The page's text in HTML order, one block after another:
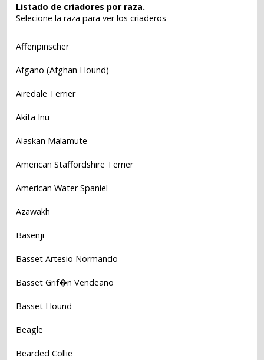
Listado de criadores por raza.
Selecione la raza para ver los criaderos
Affenpinscher
Afgano (Afghan Hound)
Airedale Terrier
Akita Inu
Alaskan Malamute
American Staffordshire Terrier
American Water Spaniel
Azawakh
Basenji
Basset Artesio Normando
Basset Grif�n Vendeano
Basset Hound
Beagle
Bearded Collie